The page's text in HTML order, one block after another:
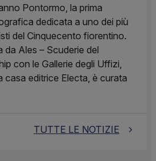
Pontormo, la prima
dedicata a uno dei più
del Cinquecento fiorentino.
da Ales – Scuderie del
con le Gallerie degli Uffizi,
casa editrice Electa, è curata
TUTTE LE NOTIZIE